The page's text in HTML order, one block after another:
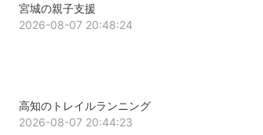
宮城の親子支援
2026-08-07 20:48:24
高知のトレイルランニング
2026-08-07 20:44:23